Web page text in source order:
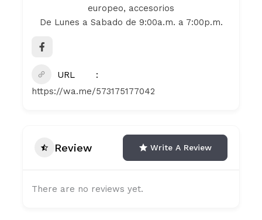
europeo, accesorios
De Lunes a Sabado de 9:00a.m. a 7:00p.m.
URL
https://wa.me/573175177042
Review Write A Review
There are no reviews yet.